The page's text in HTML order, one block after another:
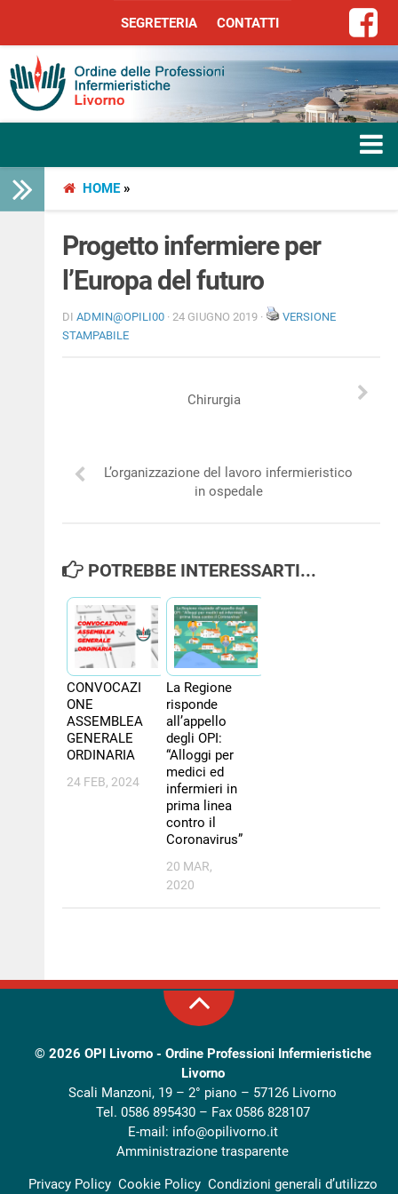
SEGRETERIA CONTATTI
SEGRETERIA CONTATTI
HOME HOME»
Progetto infermiere per
l’Europa del futuro
DI ADMIN@OPILI00 · 24 GIUGNO 2019 ·
VERSIONE
STAMPABILE
Chirurgia
L’organizzazione del lavoro infermieristico
in ospedale
POTREBBE INTERESSARTI...
CONVOCAZI
ONE
ASSEMBLEA
GENERALE
ORDINARIA
24 FEB, 2024
La Regione
risponde
all’appello
degli OPI:
“Alloggi per
medici ed
infermieri in
prima linea
contro il
Coronavirus”
20 MAR,
2020
© 2026 OPI Livorno - Ordine Professioni Infermieristiche
Livorno
Scali Manzoni, 19 – 2° piano – 57126 Livorno
Tel. 0586 895430 – Fax 0586 828107
E-mail: info@opilivorno.it
Amministrazione trasparente
Privacy Policy Cookie Policy Condizioni generali d’utilizzo